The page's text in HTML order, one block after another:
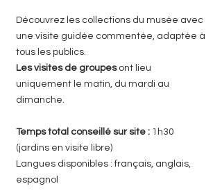
Découvrez les collections du musée avec
une visite guidée commentée, adaptée à
tous les publics.
Les visites de groupesont lieu
uniquement le matin, du mardi au
dimanche.
Temps total conseillé sur site : 1h30
(jardins en visite libre)​​
Langues disponibles : français, anglais,
espagnol